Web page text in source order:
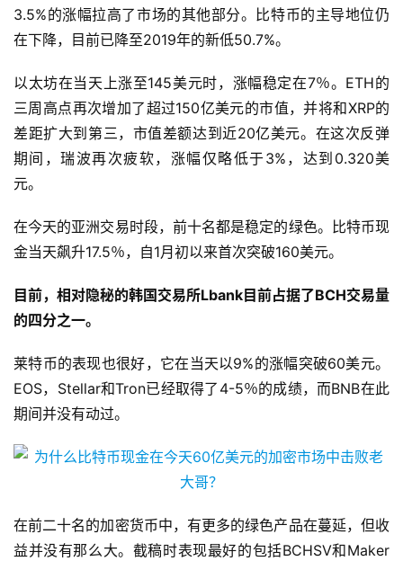
3.5%的涨幅拉高了市场的其他部分。比特币的主导地位仍
在下降，目前已降至2019年的新低50.7%。
以太坊在当天上涨至145美元时，涨幅稳定在7％。ETH的
三周高点再次增加了超过150亿美元的市值，并将和XRP的
差距扩大到第三，市值差额达到近20亿美元。在这次反弹
期间，瑞波再次疲软，涨幅仅略低于3%，达到0.320美
元。
在今天的亚洲交易时段，前十名都是稳定的绿色。比特币现
金当天飙升17.5％，自1月初以来首次突破160美元。
目前，相对隐秘的韩国交易所Lbank目前占据了BCH交易量
的四分之一。
莱特币的表现也很好，它在当天以9%的涨幅突破60美元。
EOS，Stellar和Tron已经取得了4-5％的成绩，而BNB在此
期间并没有动过。
在前二十名的加密货币中，有更多的绿色产品在蔓延，但收
益并没有那么大。截稿时表现最好的包括BCHSV和Maker